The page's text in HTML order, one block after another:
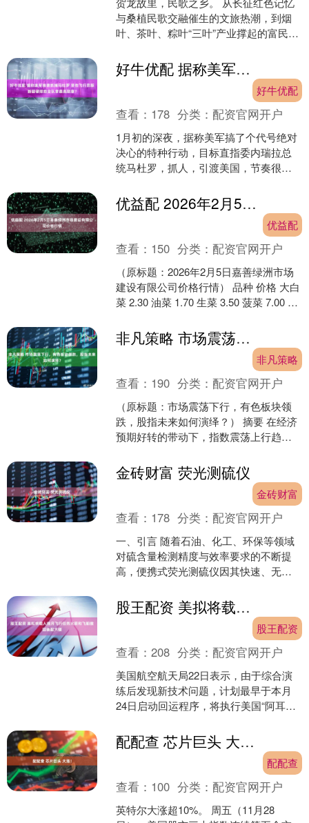
与桑植民歌交融催生的文旅热潮，到烟
叶、茶叶、粽叶“三叶”产业撑起的富民底
城从未停歇对新时代....
好牛优配 据称美军夜袭抓捕马杜罗 受伤飞行员踩断腿硬撑救全队拿最高勋章？
好牛优配
查看： 178 分类：配资官网开户
1月初的深夜，据称美军搞了个代号绝对
决心的特种行动，目标直指委内瑞拉总
统马杜罗，抓人，引渡美国，节奏很
阵亡，但有7人受伤，名字....优益配 2026年2月5日嘉善绿洲市场建设有限公司价格行情
优益配
查看： 150 分类：配资官网开户
（原标题：2026年2月5日嘉善绿洲市场
建设有限公司价格行情） 品种 价格 大白
菜 2.30 油菜 1.70 生菜 3.50 菠菜 7.00 韭
非凡策略 市场震荡下行，有色板块领跌，股指未来如何演绎？
非凡策略
查看： 190 分类：配资官网开户
（原标题：市场震荡下行，有色板块领
跌，股指未来如何演绎？） 摘要 在经济
预期好转的带动下，指数震荡上行趋势
轮动，缺乏领涨主线，....
金砖财富 荧光测硫仪
金砖财富
查看： 178 分类：配资官网开户
一、引言 随着石油、化工、环保等领域
对硫含量检测精度与效率要求的不断提
高，便携式荧光测硫仪因其快速、无
验室与现场检测的主流选择....股王配资 美拟将载人绕月飞行任务火箭和飞船撤回装配大楼
股王配资
查看：208 分类：配资官网开户
美国航空航天局22日表示，由于综合演
练后发现新技术问题，计划最早于本月
24日启动回运程序，将执行美国“阿耳忒
从发射台运回装....
配配查 芯片巨头 大涨！
配配查
查看： 100 分类：配资官网开户
英特尔大涨超10%。 周五（11月28